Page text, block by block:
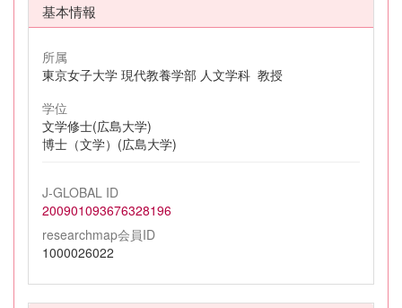
基本情報
所属
東京女子大学 現代教養学部 人文学科 教授
学位
文学修士(広島大学)
博士（文学）(広島大学)
J-GLOBAL ID
200901093676328196
researchmap会員ID
1000026022